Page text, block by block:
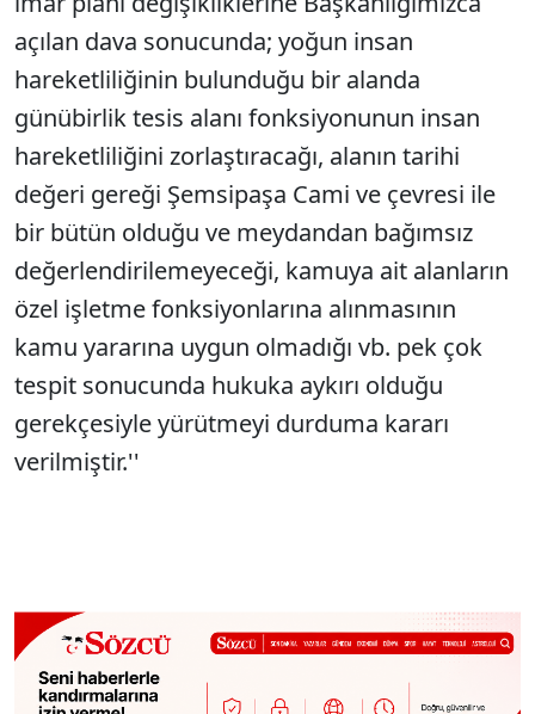
açılan dava sonucunda; yoğun insan
hareketliliğinin bulunduğu bir alanda
günübirlik tesis alanı fonksiyonunun insan
hareketliliğini zorlaştıracağı, alanın tarihi
değeri gereği Şemsipaşa Cami ve çevresi ile
bir bütün olduğu ve meydandan bağımsız
değerlendirilemeyeceği, kamuya ait alanların
özel işletme fonksiyonlarına alınmasının
kamu yararına uygun olmadığı vb. pek çok
tespit sonucunda hukuka aykırı olduğu
gerekçesiyle yürütmeyi durduma kararı
verilmiştir.''